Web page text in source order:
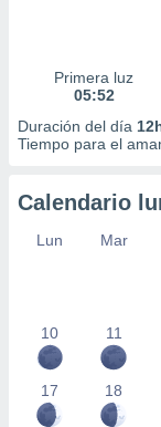
Primera luz
05:52
Duración del día
Tiempo para el
Calendario
Lun Mar
10 11
17 18